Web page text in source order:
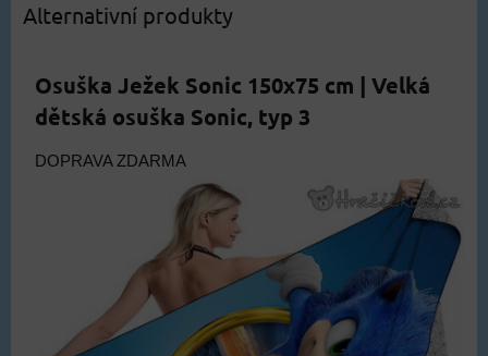
Alternativní produkty
Osuška Ježek Sonic 150x75 cm | Velká
dětská osuška Sonic, typ 3
DOPRAVA ZDARMA